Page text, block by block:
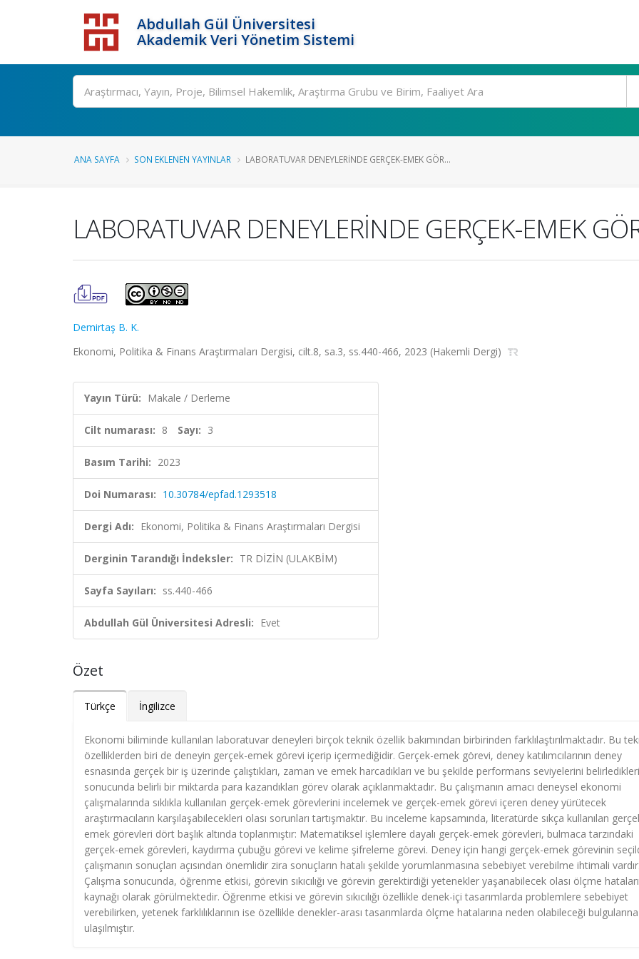
Abdullah Gül Üniversitesi
Akademik Veri Yönetim Sistemi
ANA SAYFA SON EKLENEN YAYINLAR LABORATUVAR DENEYLERİNDE GERÇEK-EMEK GÖR...
LABORATUVAR DENEYLERİNDE GERÇEK-EMEK
Demirtaş B. K.
Ekonomi, Politika & Finans Araştırmaları Dergisi, cilt.8, sa.3, ss.440-466, 2023 (Hakemli Dergi)
Yayın Türü: Makale / Derleme
Cilt numarası: 8 Sayı: 3
Basım Tarihi: 2023
Doi Numarası: 10.30784/epfad.1293518
Dergi Adı: Ekonomi, Politika & Finans Araştırmaları Dergisi
Derginin Tarandığı İndeksler: TR DİZİN (ULAKBİM)
Sayfa Sayıları: ss.440-466
Abdullah Gül Üniversitesi Adresli: Evet
Özet
Türkçe İngilizce
Ekonomi biliminde kullanılan laboratuvar deneyleri birçok teknik özellik bakımından birbirinden farklılaştırılmaktadır. Bu
özelliklerden biri de deneyin gerçek-emek görevi içerip içermediğidir. Gerçek-emek görevi, deney katılımcılarının deney
esnasında gerçek bir iş üzerinde çalıştıkları, zaman ve emek harcadıkları ve bu şekilde performans seviyelerini
sonucunda belirli bir miktarda para kazandıkları görev olarak açıklanmaktadır. Bu çalışmanın amacı deneysel ekonomi
çalışmalarında sıklıkla kullanılan gerçek-emek görevlerini incelemek ve gerçek-emek görevi içeren deney yürütecek
araştırmacıların karşılaşabilecekleri olası sorunları tartışmaktır. Bu inceleme kapsamında, literatürde sıkça kullanılan
emek görevleri dört başlık altında toplanmıştır: Matematiksel işlemlere dayalı gerçek-emek görevleri, bulmaca tarzındaki
gerçek-emek görevleri, kaydırma çubuğu görevi ve kelime şifreleme görevi. Deney için hangi gerçek-emek görevinin
çalışmanın sonuçları açısından önemlidir zira sonuçların hatalı şekilde yorumlanmasına sebebiyet verebilme ihtimali vardır.
Çalışma sonucunda, öğrenme etkisi, görevin sıkıcılığı ve görevin gerektirdiği yetenekler yaşanabilecek olası ölçme
kaynağı olarak görülmektedir. Öğrenme etkisi ve görevin sıkıcılığı özellikle denek-içi tasarımlarda problemlere sebebiyet
verebilirken, yetenek farklılıklarının ise özellikle denekler-arası tasarımlarda ölçme hatalarına neden olabileceği bulgularına
ulaşılmıştır.